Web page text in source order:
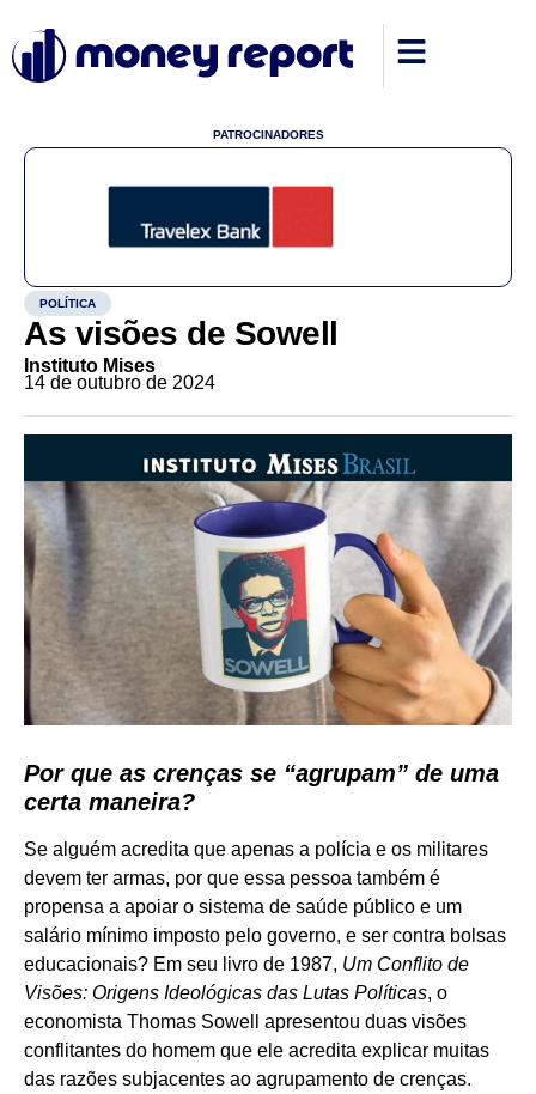
PATROCINADORES
POLÍTICA
As visões de Sowell
Instituto Mises
14 de outubro de 2024
Por que as crenças se “agrupam” de uma
certa maneira?
Se alguém acredita que apenas a polícia e os militares
devem ter armas, por que essa pessoa também é
propensa a apoiar o sistema de saúde público e um
salário mínimo imposto pelo governo, e ser contra bolsas
educacionais? Em seu livro de 1987, Um Conflito de
Visões: Origens Ideológicas das Lutas Políticas, o
economista Thomas Sowell apresentou duas visões
conflitantes do homem que ele acredita explicar muitas
das razões subjacentes ao agrupamento de crenças.